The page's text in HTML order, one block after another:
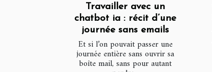
Travailler avec un
chatbot ia : récit d’une
journée sans emails
Et si l’on pouvait passer une
journée entière sans ouvrir sa
boîte mail, sans pour autant